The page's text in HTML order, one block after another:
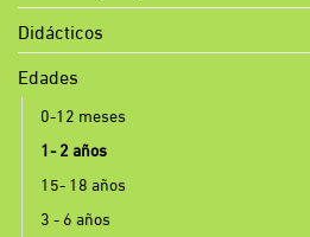
Didácticos
Edades
0-12 meses
1- 2 años
15- 18 años
3 - 6 años